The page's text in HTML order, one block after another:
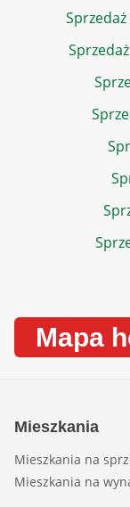
Mapa
Mieszkania
Mieszkania na
Mieszkania na